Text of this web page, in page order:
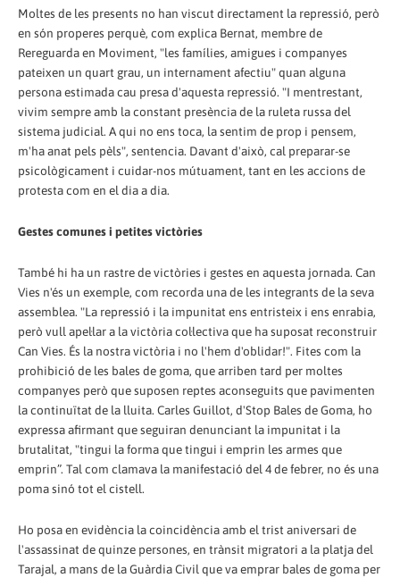
Moltes de les presents no han viscut directament la repressió, però
en són properes perquè, com explica Bernat, membre de
Rereguarda en Moviment, "les famílies, amigues i companyes
pateixen un quart grau, un internament afectiu" quan alguna
persona estimada cau presa d'aquesta repressió. "I mentrestant,
vivim sempre amb la constant presència de la ruleta russa del
sistema judicial. A qui no ens toca, la sentim de prop i pensem,
m'ha anat pels pèls", sentencia. Davant d'això, cal preparar-se
psicològicament i cuidar-nos mútuament, tant en les accions de
protesta com en el dia a dia.
Gestes comunes i petites victòries
També hi ha un rastre de victòries i gestes en aquesta jornada. Can
Vies n'és un exemple, com recorda una de les integrants de la seva
assemblea. "La repressió i la impunitat ens entristeix i ens enrabia,
però vull apel·lar a la victòria col·lectiva que ha suposat reconstruir
Can Vies. És la nostra victòria i no l'hem d'oblidar!". Fites com la
prohibició de les bales de goma, que arriben tard per moltes
companyes però que suposen reptes aconseguits que pavimenten
la continuïtat de la lluita. Carles Guillot, d'Stop Bales de Goma, ho
expressa afirmant que seguiran denunciant la impunitat i la
brutalitat, "tingui la forma que tingui i emprin les armes que
emprin”. Tal com clamava la manifestació del 4 de febrer, no és una
poma sinó tot el cistell.
Ho posa en evidència la coincidència amb el trist aniversari de
l'assassinat de quinze persones, en trànsit migratori a la platja del
Tarajal, a mans de la Guàrdia Civil que va emprar bales de goma per